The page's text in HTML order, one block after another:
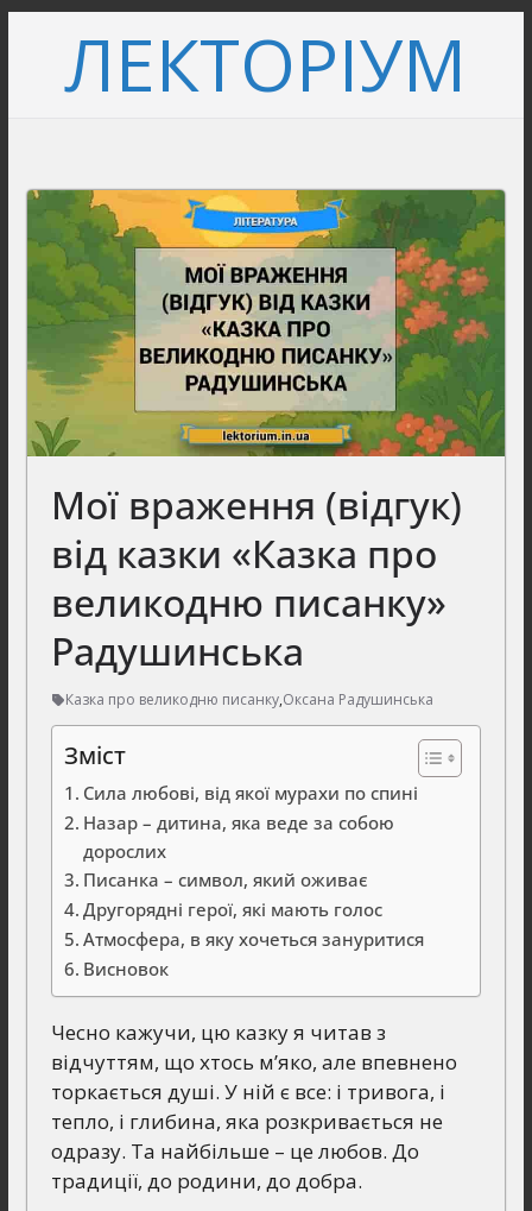
вмістуЛЕКТОРІУМ
Мої враження (відгук)
від казки «Казка про
великодню писанку»
Радушинська
Казка про великодню писанку,Оксана Радушинська
Зміст
Сила любові, від якої мурахи по спині
Назар – дитина, яка веде за собою
дорослих
Писанка – символ, який оживає
Другорядні герої, які мають голос
Атмосфера, в яку хочеться зануритися
Висновок
Чесно кажучи, цю казку я читав з
відчуттям, що хтось м’яко, але впевнено
торкається душі. У ній є все: і тривога, і
тепло, і глибина, яка розкривається не
одразу. Та найбільше – це любов. До
традиції, до родини, до добра.